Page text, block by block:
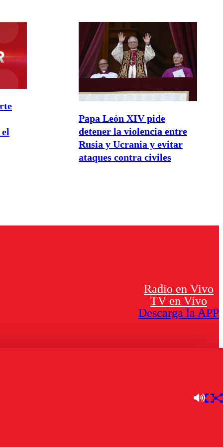
Papa León XIV pide
detener la violencia entre
Rusia y Ucrania y evitar
ataques contra civiles
Radio en Vivo
TV en Vivo
Descarga la APP